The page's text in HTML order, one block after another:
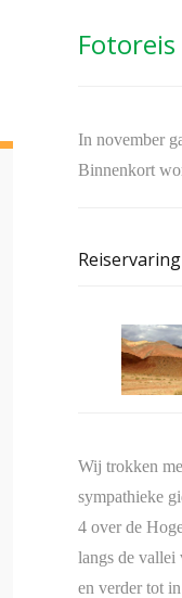
In november
Binnenkort
Wij trokken
sympathieke
4 over de
langs de vallei
en verder tot